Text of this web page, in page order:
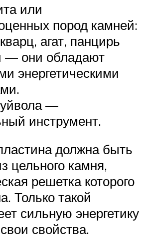
или
пород камней:
агат, панцирь
— они обладают
энергетическими
—
инструмент.
должна быть
цельного камня,
решетка которого
Только такой
сильную энергетику
свойства.